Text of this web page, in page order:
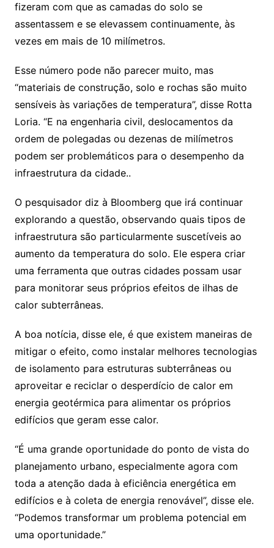
fizeram com que as camadas do solo se
assentassem e se elevassem continuamente, às
vezes em mais de 10 milímetros.
Esse número pode não parecer muito, mas
“materiais de construção, solo e rochas são muito
sensíveis às variações de temperatura”, disse Rotta
Loria. “E na engenharia civil, deslocamentos da
ordem de polegadas ou dezenas de milímetros
podem ser problemáticos para o desempenho da
infraestrutura da cidade..
O pesquisador diz à Bloomberg que irá continuar
explorando a questão, observando quais tipos de
infraestrutura são particularmente suscetíveis ao
aumento da temperatura do solo. Ele espera criar
uma ferramenta que outras cidades possam usar
para monitorar seus próprios efeitos de ilhas de
calor subterrâneas.
A boa notícia, disse ele, é que existem maneiras de
mitigar o efeito, como instalar melhores tecnologias
de isolamento para estruturas subterrâneas ou
aproveitar e reciclar o desperdício de calor em
energia geotérmica para alimentar os próprios
edifícios que geram esse calor.
“É uma grande oportunidade do ponto de vista do
planejamento urbano, especialmente agora com
toda a atenção dada à eficiência energética em
edifícios e à coleta de energia renovável”, disse ele.
“Podemos transformar um problema potencial em
uma oportunidade.”